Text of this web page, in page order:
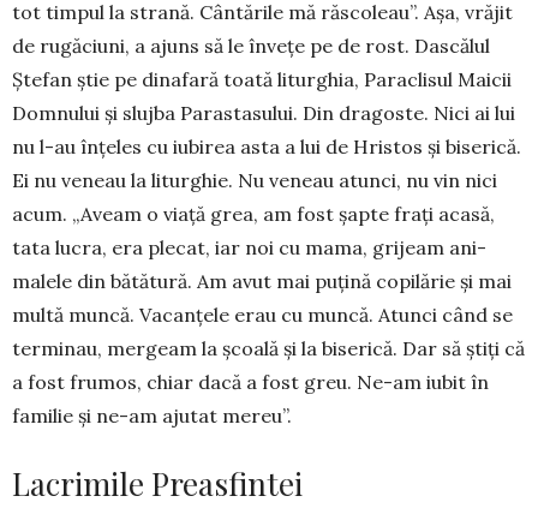
tot timpul la stra­nă. Cântă­rile mă răsco­leau”. Așa, vrăjit
de ru­găciuni, a ajuns să le învețe pe de rost. Dascălul
Ștefan știe pe dinafară toată liturghia, Para­clisul Mai­cii
Domnului și slujba Parasta­sului. Din dra­goste. Nici ai lui
nu l-au înțe­les cu iubirea asta a lui de Hristos și biserică.
Ei nu ve­neau la liturghie. Nu veneau atunci, nu vin nici
acum. „Aveam o viață grea, am fost șapte frați acasă,
tata lucra, era plecat, iar noi cu mama, grijeam ani­
malele din bătă­tură. Am avut mai puțină copi­lărie și mai
mul­tă muncă. Va­canțele erau cu muncă. Atunci când se
termi­nau, mergeam la școală și la biserică. Dar să știți că
a fost frumos, chiar dacă a fost greu. Ne-am iubit în
familie și ne-am ajutat me­reu”.
Lacrimile Preasfintei